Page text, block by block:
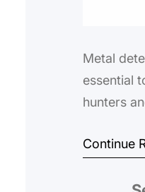
Metal
essential
hunters
the right
Continue